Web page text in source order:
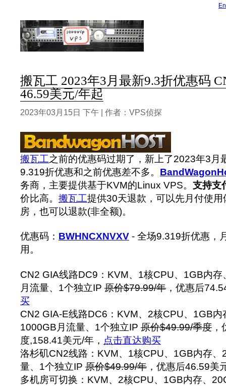
搬瓦工 2023年3月最新9.3折优惠码
46.59美元/年起
2023年03月15日 下午 | 作者：VPS侦探
搬瓦工之前的优惠码过期了，新上了2023年3月
9.319折优惠和之前优惠差不多。
务商，主要提供基于KVM的Linux VPS。 支持支
价比高。 搬瓦工提供30天退款，可以先月付使
房，也可以退款(非全额)。
优惠码： BWHNCXNVXV - 全场9.319折优惠，
用。
CN2 GIA线路DC9：KVM、1核CPU、1GB内
月流量、1个独立IP 原价$79.99/年 ，优惠后
买
CN2 GIA-E线路DC6：KVM、2核CPU、1GB内
1000GB月流量、1个独立IP 原价$49.99/季度
度,158.41美元/年， 点击直达购买
洛杉矶CN2线路：KVM、1核CPU、1GB内存
量、1个独立IP 原价$49.99/年 ，优惠后46.59美
多机房可切换：KVM、2核CPU、1GB内存、